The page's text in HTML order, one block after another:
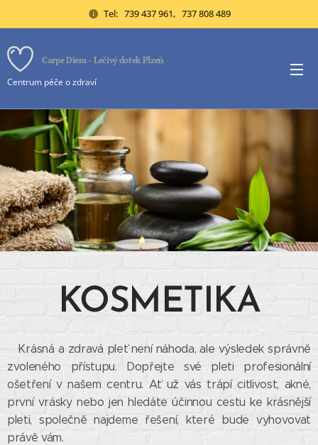
Tel: 739 437 961, 737 808 489
Carpe Diem - Lečivý dotek Plzeň
Centrum péče o zdraví
KOSMETIKA
Krásná a zdravá pleť není náhoda, ale výsledek správně
zvoleného přístupu. Dopřejte své pleti profesionální
ošetření v našem centru. Ať už vás trápí citlivost, akné,
první vrásky nebo jen hledáte účinnou cestu ke krásnější
pleti, společně najdeme řešení, které bude vyhovovat
právě vám.